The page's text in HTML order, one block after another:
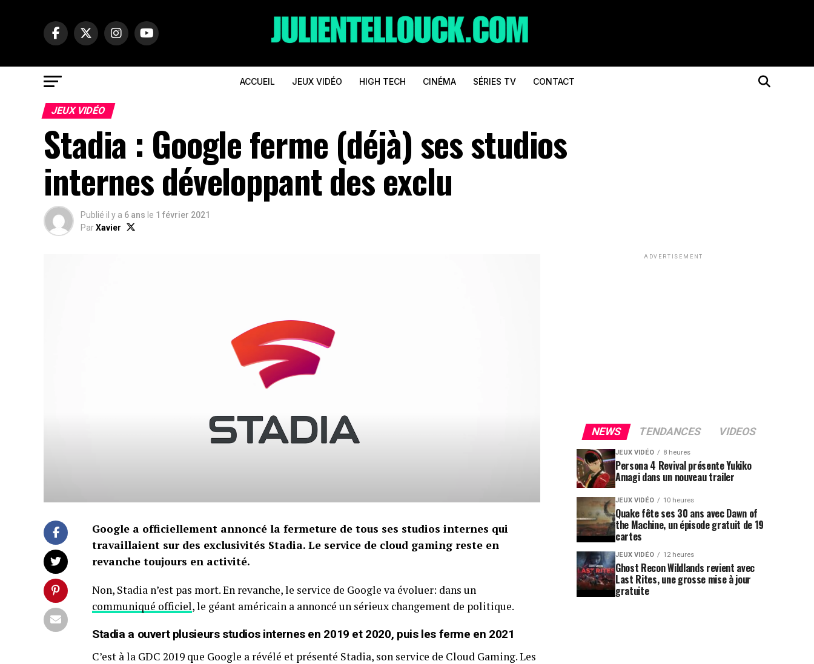
ACCUEIL JEUX VIDÉO HIGH TECH CINÉMA SÉRIES TV CONTACT
JEUX VIDÉO
Stadia : Google ferme (déjà) ses studios
internes développant des exclu
Publié il y a 6 ans le 1 février 2021
ParXavier
Google a officiellement annoncé la fermeture de tous ses studios internes qui
travaillaient sur des exclusivités Stadia. Le service de cloud gaming reste en
revanche toujours en activité.
Non, Stadia n’est pas mort. En revanche, le service de Google va évoluer: dans un
communiqué officiel, le géant américain a annoncé un sérieux changement de politique.
Stadia a ouvert plusieurs studios internes en 2019 et 2020, puis les ferme en 2021
C’est à la GDC 2019 que Google a révélé et présenté Stadia, son service de Cloud Gaming. Les
ADVERTISEMENT
NEWS TENDANCES VIDEOS
JEUX VIDÉO 8 heures
Persona 4 Revival présente Yukiko
Amagi dans un nouveau trailer
JEUX VIDÉO 10 heures
Quake fête ses 30 ans avec Dawn of
the Machine, un épisode gratuit de 19
cartes
JEUX VIDÉO 12 heures
Ghost Recon Wildlands revient avec
Last Rites, une grosse mise à jour
gratuite